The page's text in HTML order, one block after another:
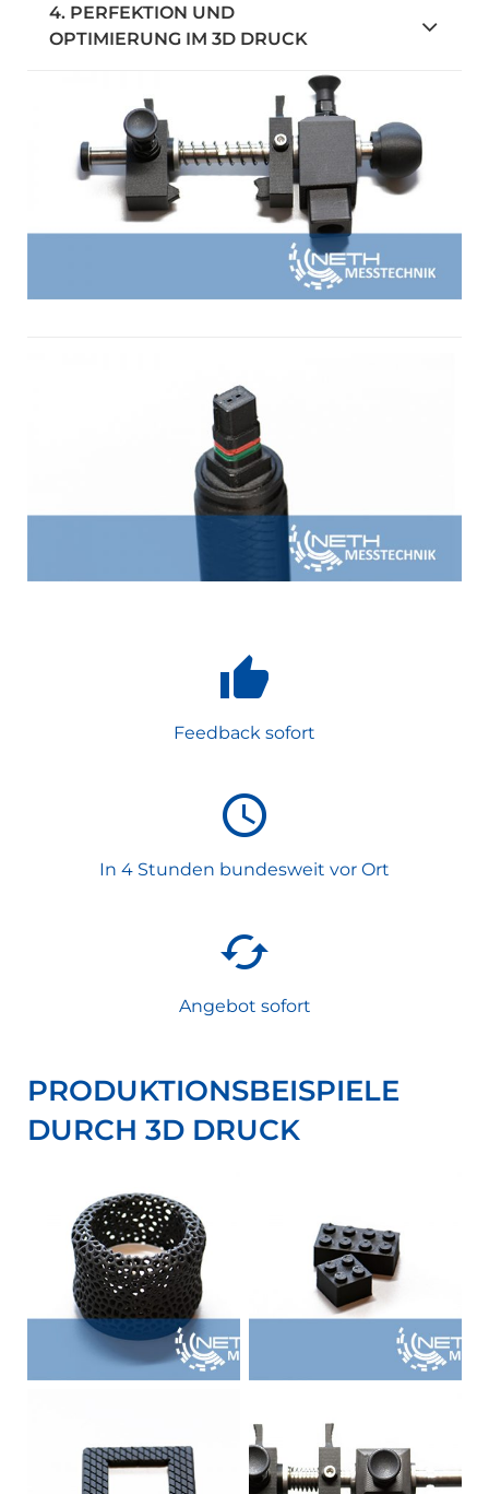
4. PERFEKTION UND
OPTIMIERUNG IM 3D DRUCK
Feedback sofort
In 4 Stunden bundesweit vor Ort
Angebot sofort
PRODUKTIONSBEISPIELE
DURCH 3D DRUCK